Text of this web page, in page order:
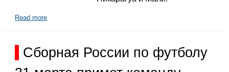
Read more
Сборная России по футболу